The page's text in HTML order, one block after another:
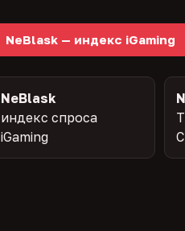
NeBlask — индекс iGaming
NeBlask
индекс спроса
iGaming